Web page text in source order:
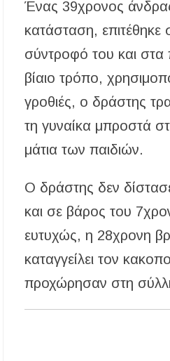
Χαλκιδική: Νεκρός 69χρονος
παραλία Σίβηρης
Διακοπές ρεύματος σε περιοχές της
Νέες χρηματοδοτήσεις από το
πανήγυρη του Παρεκκλησίου
του Σωτήρος στην Παραλία Διονυσίου
Έρευνα απαντάει: Πόσο χρόνο
υπερβαίνοντας το όριο ταχύτητας;
Χαλκιδική: Άμεση η κατάσβεση
χαμηλή βλάστηση στην περιοχή του
Ένας 39χρονος
κατάσταση, επιτέθηκε
σύντροφό του και στα
βίαιο τρόπο,
γροθιές, ο δράστης
τη γυναίκα μπροστά
μάτια των παιδιών.
Ο δράστης δεν
και σε βάρος του
ευτυχώς, η 28χρονη
καταγγείλει τον
προχώρησαν στη